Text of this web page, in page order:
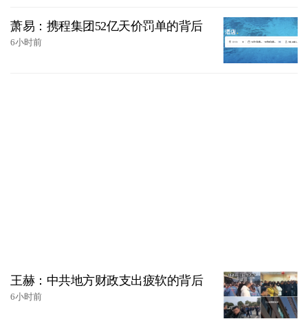
萧易：携程集团52亿天价罚单的背后
6小时前
王赫：中共地方财政支出疲软的背后
6小时前